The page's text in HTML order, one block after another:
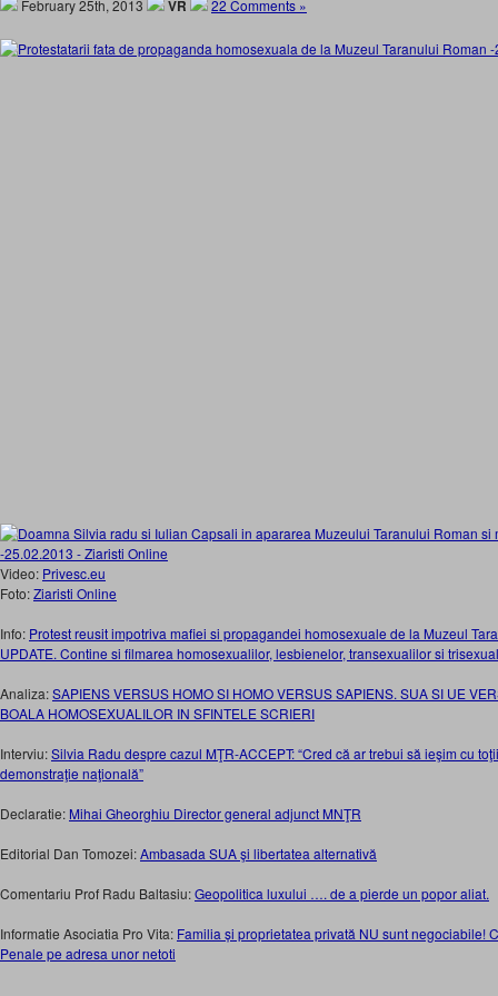
February 25th, 2013 VR 22 Comments »
Video: Privesc.eu
Foto:Ziaristi Online
Info: Protest reusit impotriva mafiei si propagandei homosexuale de la Muzeul
UPDATE. Contine si filmarea homosexualilor, lesbienelor, transexualilor si
Analiza:SAPIENS VERSUS HOMO SI HOMO VERSUS SAPIENS. SUA SI UE
BOALA HOMOSEXUALILOR IN SFINTELE SCRIERI
Interviu:Silvia Radu despre cazul MŢR-ACCEPT: “Cred că ar trebui să ieşim cu
demonstraţie naţională”
Declaratie: Mihai Gheorghiu Director general adjunct MNŢR
Editorial Dan Tomozei:Ambasada SUA şi libertatea alternativă
Comentariu Prof Radu Baltasiu:Geopolitica luxului …. de a pierde un poporaliat.
Informatie Asociatia Pro Vita: Familia și proprietatea privată NU sunt negociabile!
Penale pe adresa unor netoti